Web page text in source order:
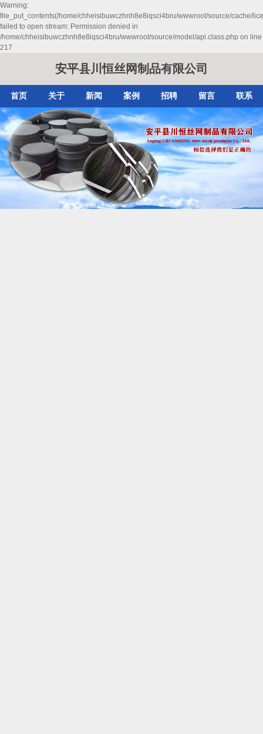
Warning:
file_put_contents(/home/chheisibuwczhnh8e8iqsci4bru/wwwroot/source/cache/
failed to open stream: Permission denied in
/home/chheisibuwczhnh8e8iqsci4bru/wwwroot/source/model/api.class.php on line
217
安平县川恒丝网制品有限公司
首页 关于 新闻 案例 招聘 留言 联系